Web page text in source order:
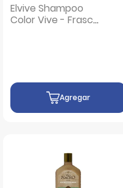
Elvive Shampoo
Color Vive - Frasco
Agregar